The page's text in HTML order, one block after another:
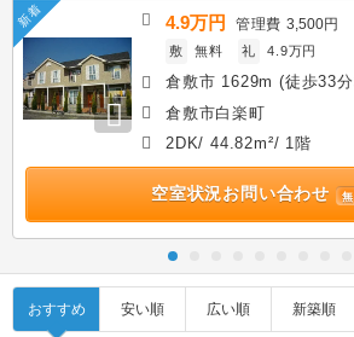
新着 4.9万円 管理費3,500円
敷 無料 礼 4.9万円
倉敷市 1629m (徒歩33
倉敷市白楽町
2DK/ 44.82m²/ 1階
空室状況お問い合わせ
おすすめ 安い順 広い順 新築順